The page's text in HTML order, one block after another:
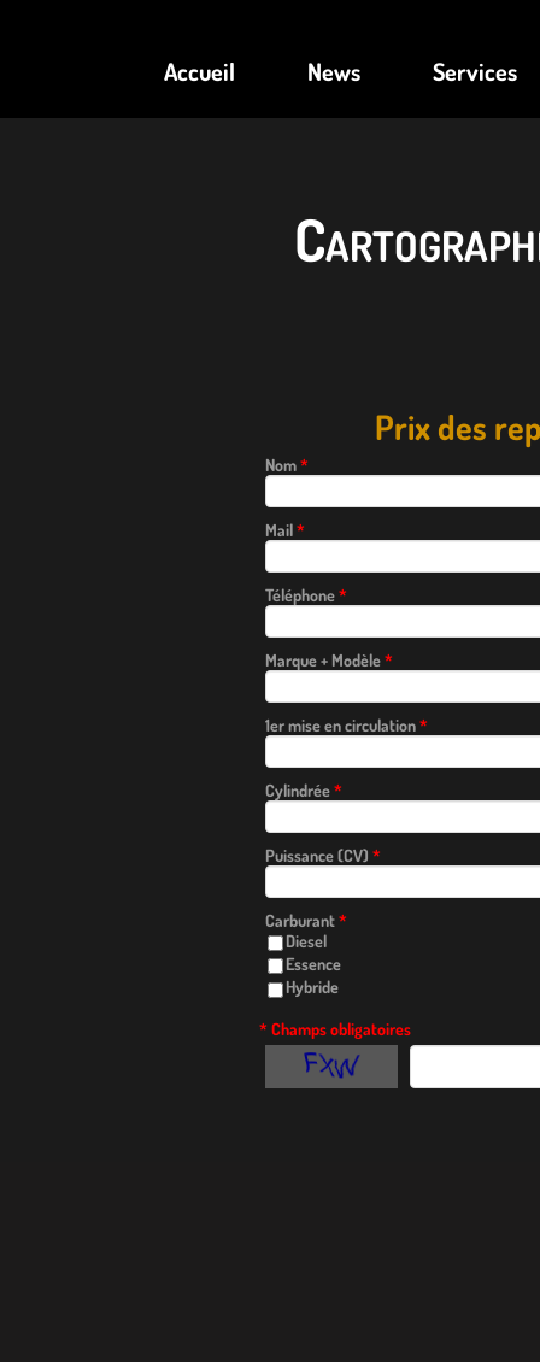
Accueil News Services
Prix des
Nom*
Mail*
Téléphone*
Marque + Modèle*
1er mise en circulation*
Cylindrée*
Puissance (CV) *
Carburant*
Diesel
Essence
Hybride
* Champs obligatoires